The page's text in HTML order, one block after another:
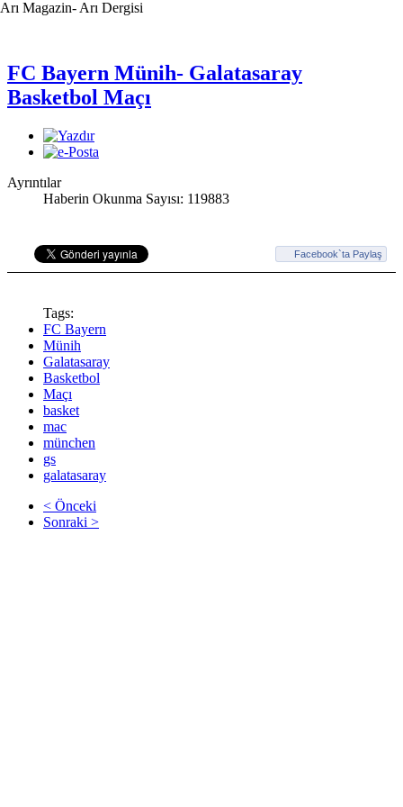
Arı Magazin- Arı Dergisi
FC Bayern Münih- Galatasaray
Ayrıntılar
Haberin Okunma Sayısı: 119883
Facebook`ta Paylaş
Tags:
FC Bayern
Münih
Galatasaray
Basketbol
basket
mac
münchen
gs
galatasaray
< Önceki
Sonraki >